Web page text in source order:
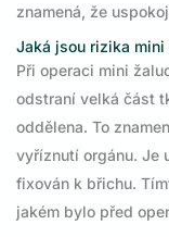
znamená, že
Jaká jsou rizika
Při operaci mini
odstraní velká část
oddělena. To
vyříznutí orgánu. Je
fixován k břichu.
jakém bylo před